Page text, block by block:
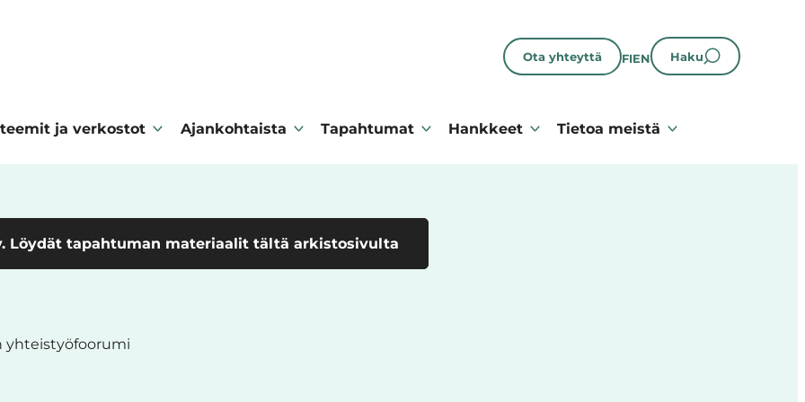
Ota yhteyttä FIEN Haku
ja verkostot Ajankohtaista Tapahtumat Hankkeet Tietoa meistä
Löydät tapahtuman materiaalit tältä arkistosivulta
yhteistyöfoorumi